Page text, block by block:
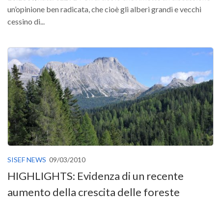
GdL Filiera del legno
GdL Verde Urbano
GdL Comunicazione Forestale
GdL Foreste, Mitigazione, Adattamento
GdL Infrastrutture, Risorse, Innovazione
GdL Boschi Vetusti
GdL “TreeTalkers”
GdL Boschi Cedui
News
Post Recenti
Ricevi la SISEF Newsletter
un’opinione ben radicata, che cioè gli alberi grandi e vecchi
cessino di...
SISEF NEWS 09/03/2010
HIGHLIGHTS: Evidenza di un recente
aumento della crescita delle foreste